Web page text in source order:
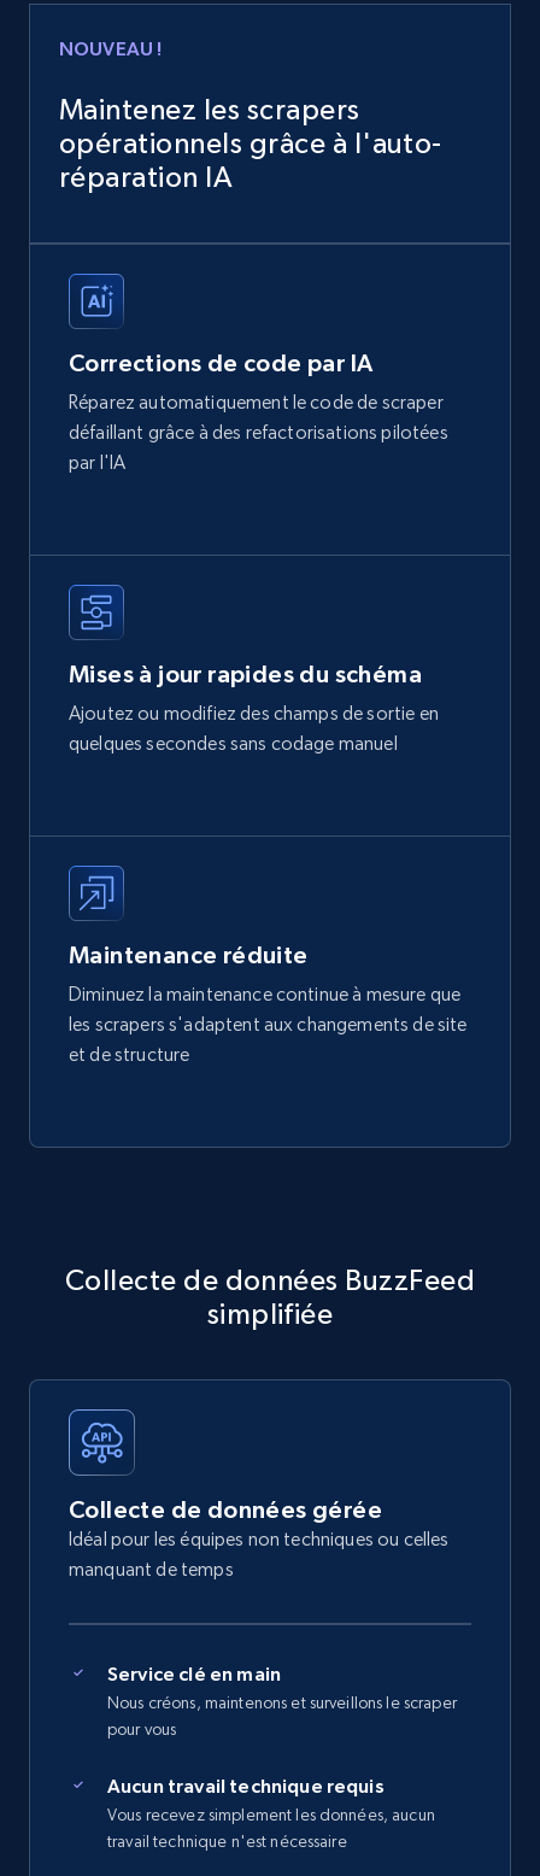
NOUVEAU !
Maintenez les scrapers
opérationnels grâce à l'auto-
réparation IA
Corrections de code par IA
Réparez automatiquement le code de scraper
défaillant grâce à des refactorisations pilotées
par l'IA
Mises à jour rapides du schéma
Ajoutez ou modifiez des champs de sortie en
quelques secondes sans codage manuel
Maintenance réduite
Diminuez la maintenance continue à mesure que
les scrapers s'adaptent aux changements de site
et de structure
Collecte de données BuzzFeed
simplifiée
Collecte de données gérée
Idéal pour les équipes non techniques ou celles
manquant de temps
Service clé en main
Nous créons, maintenons et surveillons le scraper
pour vous
Aucun travail technique requis
Vous recevez simplement les données, aucun
travail technique n'est nécessaire